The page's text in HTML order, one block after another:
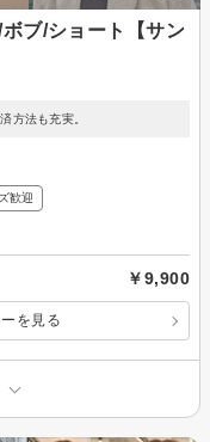
ブ/ショート【サン
方法も充実。
歓迎
￥9,900
を見る